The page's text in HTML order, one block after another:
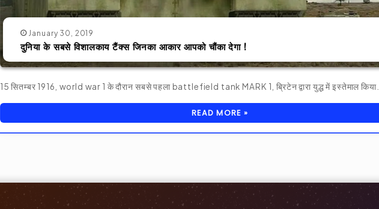
January 30, 2019
दुनिया के सबसे विशालकाय टैंक्स जिनका आकार आपको चौंका देगा !
15 सितम्बर 1916, world war 1 के दौरान सबसे पहला battlefield tank MARK 1, ब्रिटेन द्वारा युद्ध में इस्तेमाल किया…
READ MORE »